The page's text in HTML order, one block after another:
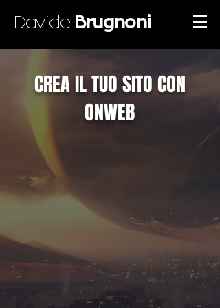
Davide Brugnoni
CREA IL TUO SITO CON
ONWEB